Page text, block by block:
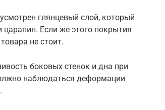
глянцевый слой, который
Если же этого покрытия
не стоит.
боковых стенок и дна при
наблюдаться деформации